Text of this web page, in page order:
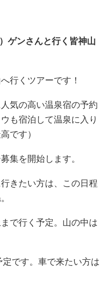
ゲンさんと行く皆神山
行くツアーです！
気の高い温泉宿の予約
も宿泊して温泉に入り
です）
集を開始します。
きたい方は、この日程
で行く予定。山の中は
です。車で来たい方は